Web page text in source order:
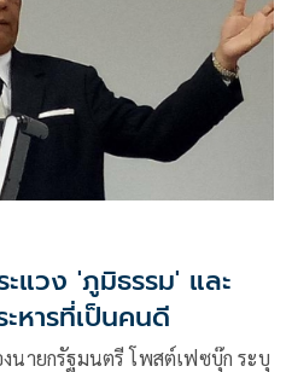
แวง 'ภูมิธรรม' และ
หารที่เป็นคนดี
นายกรัฐมนตรี โพสต์เฟซบุ๊ก ระบุ